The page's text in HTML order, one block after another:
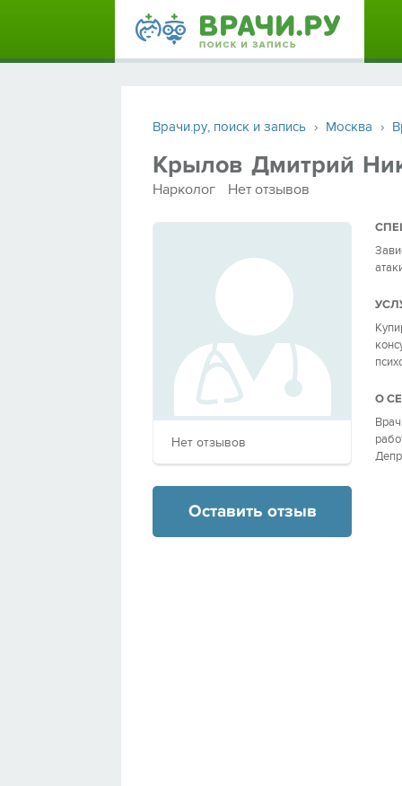
Врачи.ру, поиск и запись › Москва ›
Крылов Дмитрий
Нарколог Нет отзывов
Нет отзывов
Оставить отзыв
О